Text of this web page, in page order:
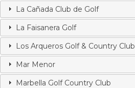
La Cañada Club de Golf
La Faisanera Golf
Los Arqueros Golf & Country Club
Mar Menor
Marbella Golf Country Club